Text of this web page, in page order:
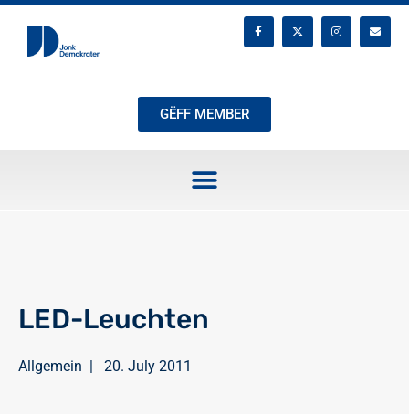
GËFF MEMBER
LED-Leuchten
Allgemein | 20. July 2011